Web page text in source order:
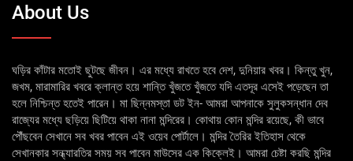
About Us
ঘড়ির কাঁটার মতোই ছুটছে জীবন। এর মধ্যে রাখতে হবে দেশ, দুনিয়ার খবর। কিন্তু খুন,
জখম, মারামারির খবরে ক্লান্ত হয়ে শান্তি খুঁজতে খুঁজতে যদি এতদূর এসেই পড়েছেন তা
হলে নিশ্চিন্ত হতেই পারেন। মা ছিন্নমস্তা ডট ইন- আমরা আপনাকে সুলুকসন্ধান দেব
রাজ্যের মধ্যে ছড়িয়ে ছিটিয়ে থাকা নানা মন্দিরের। কোথায় কোন মন্দির রয়েছে, কী ভাবে
পৌঁছবেন সেখানে সব খবর পাবেন এই ওয়েব পোর্টালে। মন্দির তৈরির ইতিহাস থেকে
সেখানকার সন্ধ্যারতির সময় সব পাবেন মাউসের এক কিক্লেই। আমরা চেষ্টা করছি মন্দির